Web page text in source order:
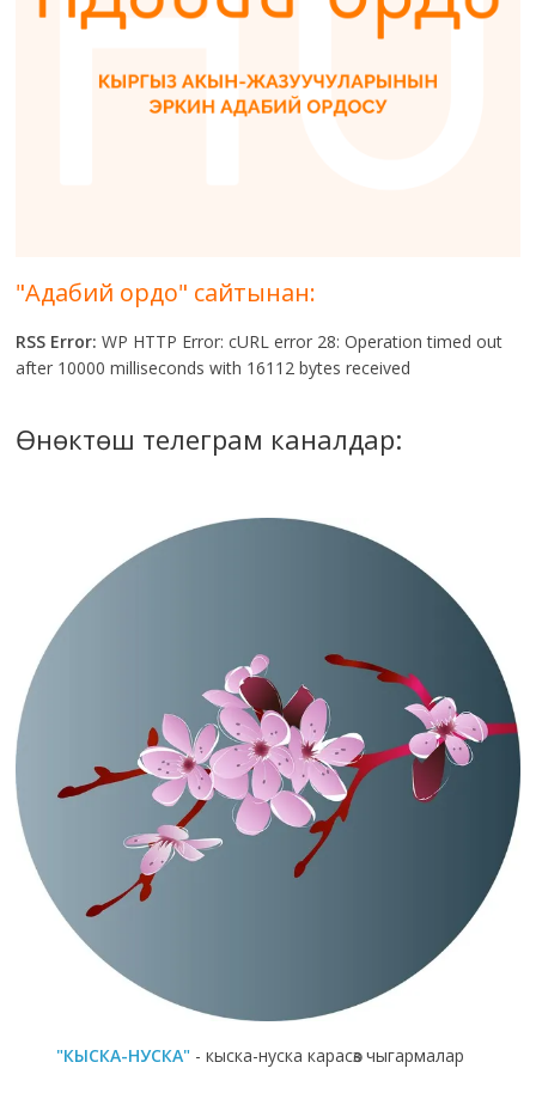
"Адабий ордо" сайтынан:
RSS Error: WP HTTP Error: cURL error 28: Operation timed out
after 10000 milliseconds with 16112 bytes received
Өнөктөш телеграм каналдар:
"КЫСКА-НУСКА" - кыска-нуска карасөз чыгармалар